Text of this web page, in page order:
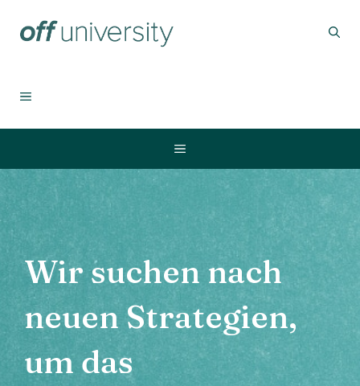
Inhalt
MENÜ
Menü
Wir suchen nach
neuen Strategien,
um das